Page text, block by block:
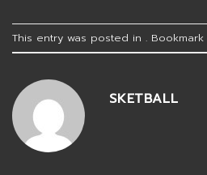
This entry was posted in . Bookmark
SKETBALL